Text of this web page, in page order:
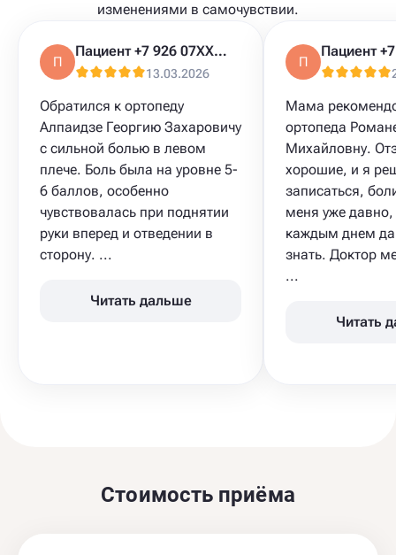
изменениями в самочувствии.
П
Пациент +7 926 07XXXXX
13.03.2026
Обратился к ортопеду
Алпаидзе Георгию Захаровичу
с сильной болью в левом
плече. Боль была на уровне 5-
6 баллов, особенно
чувствовалась при поднятии
руки вперед и отведении в
сторону. ...
Читать дальше
П
Мама
ортопеда
Михайловну.
хорошие, и я
записаться,
меня уже давно,
каждым днем
знать. Доктор
...
Читать
Стоимость приёма